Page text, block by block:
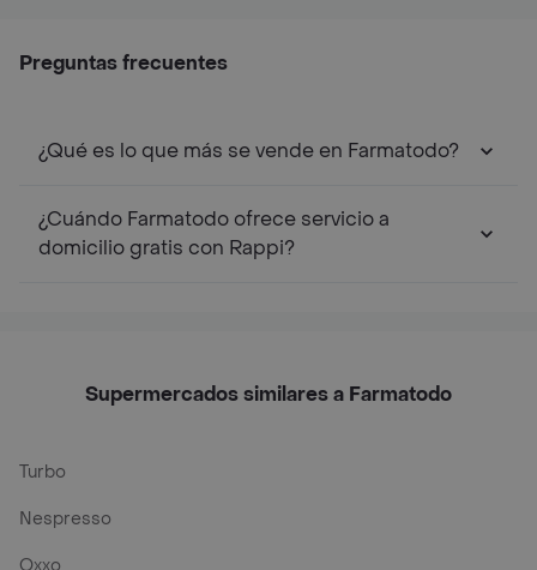
Preguntas frecuentes
¿Qué es lo que más se vende en Farmatodo?
¿Cuándo Farmatodo ofrece servicio a
domicilio gratis con Rappi?
Supermercados similares a Farmatodo
Turbo
Nespresso